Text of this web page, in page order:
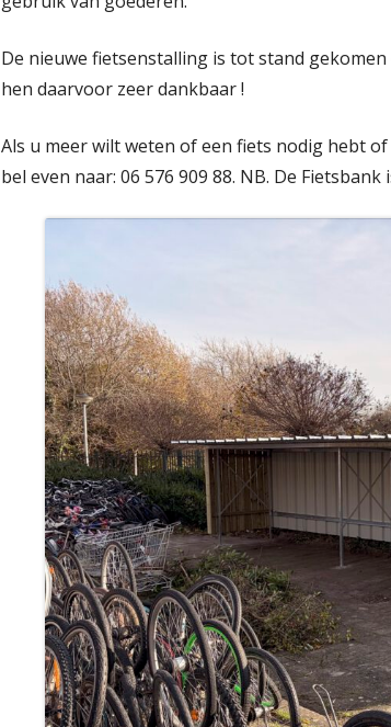
De nieuwe fietsenstalling is tot stand
hen daarvoor zeer dankbaar !
Als u meer wilt weten of een fiets nodig hebt
bel even naar: 06 576 909 88. NB. De